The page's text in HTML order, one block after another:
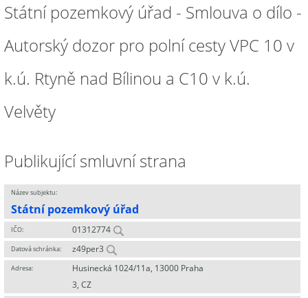
Státní pozemkový úřad - Smlouva o dílo -
Autorský dozor pro polní cesty VPC 10 v
k.ú. Rtyně nad Bílinou a C10 v k.ú.
Velvěty
Publikující smluvní strana
Název subjektu:
Státní pozemkový úřad
IČO: 01312774
Datová schránka: z49per3
Adresa:
Husinecká 1024/11a, 13000 Praha
3, CZ